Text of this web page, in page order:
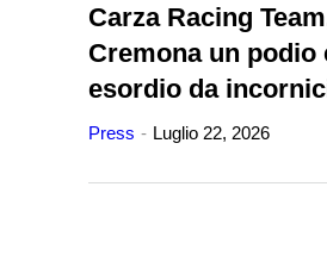
Carza Racing
Cremona un podio
esordio da
Press Luglio 22, 2026